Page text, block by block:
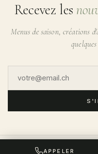
Recevez les
Menus de saison, créations
APPELER